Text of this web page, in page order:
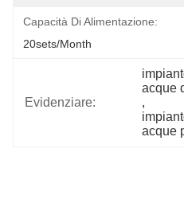
Capacità Di Alimentazione:
20sets/month
Evidenziare:
acque
,
acque